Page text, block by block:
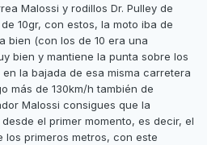
Malossi y rodillos Dr. Pulley de
10gr, con estos, la moto iba de
bien (con los de 10 era una
bien y mantiene la punta sobre los
la bajada de esa misma carretera
más de 130km/h también de
Malossi consigues que la
el primer momento, es decir, el
los primeros metros, con este